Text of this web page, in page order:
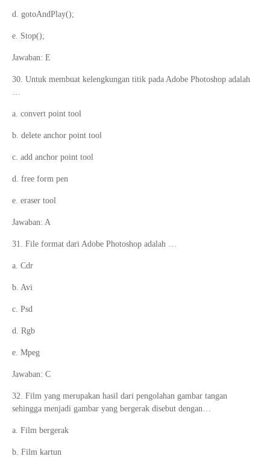
d. gotoAndPlay();
e. Stop();
Jawaban: E
30. Untuk membuat kelengkungan titik pada Adobe Photoshop adalah
a. convert point tool
b. delete anchor point tool
c. add anchor point tool
d. free form pen
e. eraser tool
Jawaban: A
31. File format dari Adobe Photoshop adalah …
a. Cdr
b. Avi
c. Psd
d. Rgb
e. Mpeg
Jawaban: C
32. Film yang merupakan hasil dari pengolahan gambar tangan
sehingga menjadi gambar yang bergerak disebut dengan…
a. Film bergerak
b. Film kartun